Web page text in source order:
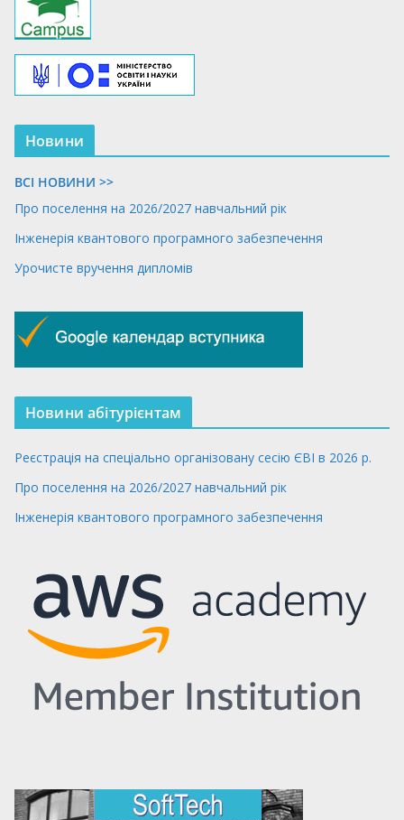
Новини
ВСІ НОВИНИ >>
Про поселення на 2026/2027 навчальний рік
Інженерія квантового програмного забезпечення
Урочисте вручення дипломів
Новини абітурієнтам
Реєстрація на спеціально організовану сесію ЄВІ в 2026 р.
Про поселення на 2026/2027 навчальний рік
Інженерія квантового програмного забезпечення